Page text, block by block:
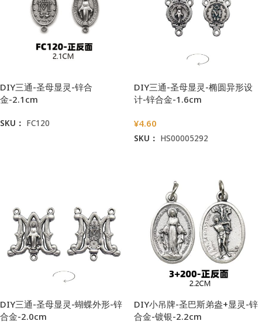
DIY三通-圣母显灵-锌合
金-2.1cm
SKU： FC120
DIY三通-圣母显灵-椭圆异形设
计-锌合金-1.6cm
¥4.60
SKU： HS00005292
DIY三通-圣母显灵-蝴蝶外形-锌
合金-2.0cm
DIY小吊牌-圣巴斯弟盎+显灵-锌
合金-镀银-2.2cm